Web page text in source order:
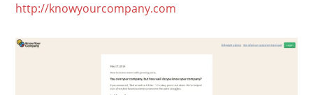
http://knowyourcompany.com